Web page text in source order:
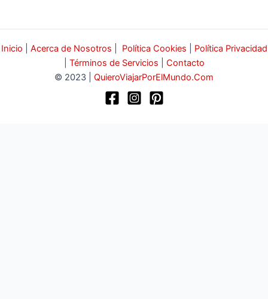
Inicio Acerca de Nosotros Política Cookies
Política Privacidad
Términos de Servicios
Contacto
© 2023 | QuieroViajarPorElMundo.Com